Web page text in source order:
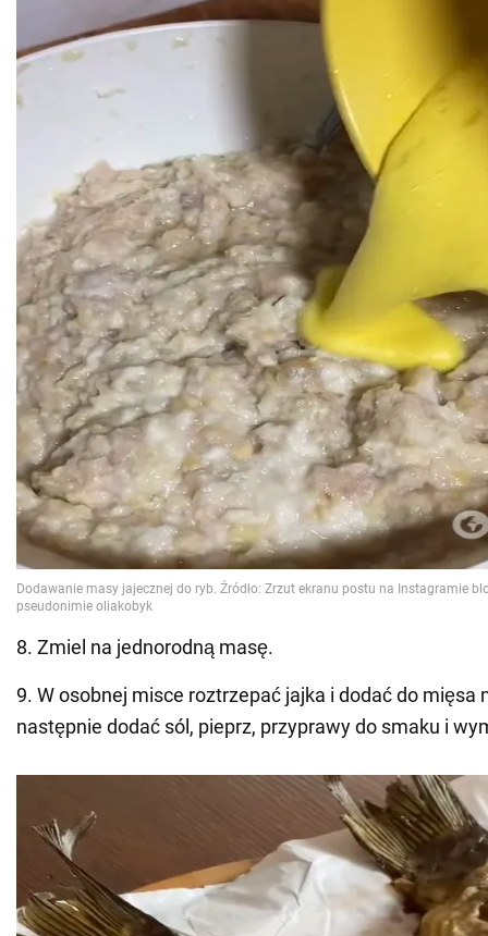
8. Zmiel na jednorodną masę.
9. W osobnej misce roztrzepać jajka i dodać do mięsa
następnie dodać sól, pieprz, przyprawy do smaku i